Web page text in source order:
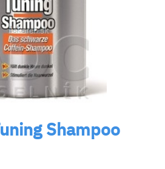
Shampoo